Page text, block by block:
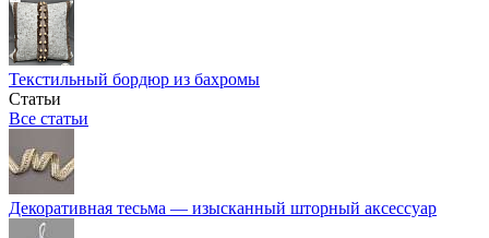
Текстильный бордюр из бахромы
Статьи
Все статьи
Декоративная тесьма — изысканный шторный аксессуар